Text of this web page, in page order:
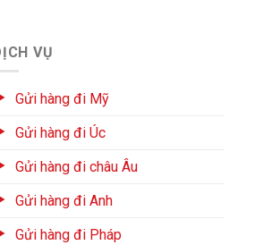
VỤ
Gửi hàng đi Mỹ
Gửi hàng đi Úc
Gửi hàng đi châu Âu
Gửi hàng đi Anh
Gửi hàng đi Pháp